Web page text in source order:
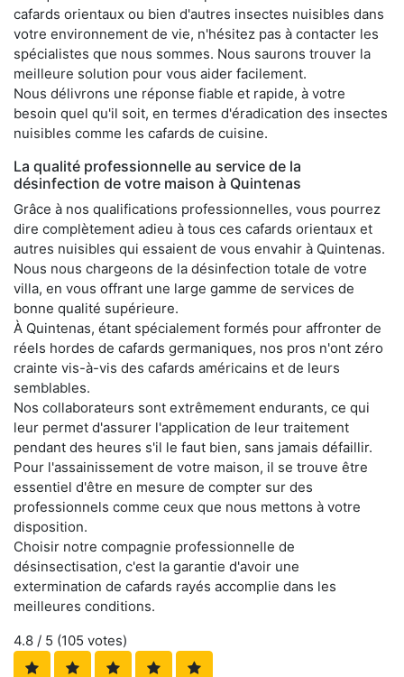
cafards orientaux ou bien d'autres insectes nuisibles dans
votre environnement de vie, n'hésitez pas à contacter les
spécialistes que nous sommes. Nous saurons trouver la
meilleure solution pour vous aider facilement.
Nous délivrons une réponse fiable et rapide, à votre
besoin quel qu'il soit, en termes d'éradication des insectes
nuisibles comme les cafards de cuisine.
La qualité professionnelle au service de la
désinfection de votre maison à Quintenas
Grâce à nos qualifications professionnelles, vous pourrez
dire complètement adieu à tous ces cafards orientaux et
autres nuisibles qui essaient de vous envahir à Quintenas.
Nous nous chargeons de la désinfection totale de votre
villa, en vous offrant une large gamme de services de
bonne qualité supérieure.
À Quintenas, étant spécialement formés pour affronter de
réels hordes de cafards germaniques, nos pros n'ont zéro
crainte vis-à-vis des cafards américains et de leurs
semblables.
Nos collaborateurs sont extrêmement endurants, ce qui
leur permet d'assurer l'application de leur traitement
pendant des heures s'il le faut bien, sans jamais défaillir.
Pour l'assainissement de votre maison, il se trouve être
essentiel d'être en mesure de compter sur des
professionnels comme ceux que nous mettons à votre
disposition.
Choisir notre compagnie professionnelle de
désinsectisation, c'est la garantie d'avoir une
extermination de cafards rayés accomplie dans les
meilleures conditions.
4.8 / 5 (105 votes)